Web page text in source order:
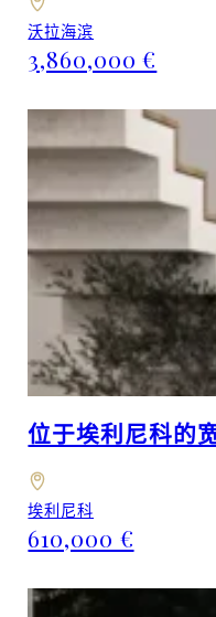
沃拉海滨
3,860,000 €
位于埃利尼科的
埃利尼科
610,000 €